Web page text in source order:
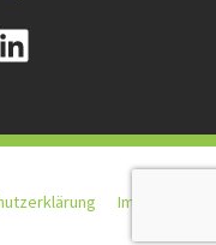
Impressum